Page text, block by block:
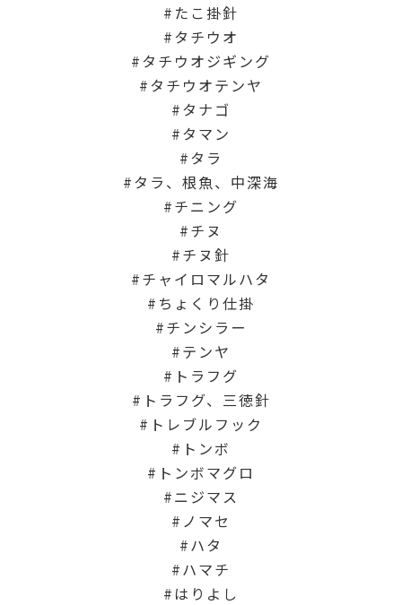
たこ掛針
タチウオ
タチウオジギング
タチウオテンヤ
タナゴ
タマン
タラ
タラ、根魚、中深海
チニング
チヌ
チヌ針
チャイロマルハタ
ちょくり仕掛
チンシラー
テンヤ
トラフグ
トラフグ、三徳針
トレブルフック
トンボ
トンボマグロ
ニジマス
ノマセ
ハタ
ハマチ
はりよし